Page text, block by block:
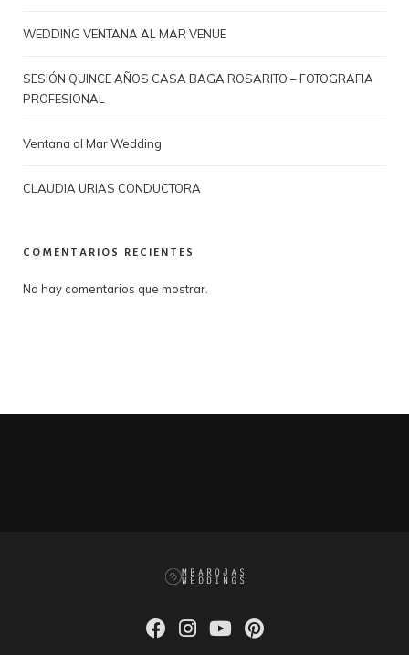
WEDDING VENTANA AL MAR VENUE
SESIÓN QUINCE AÑOS CASA BAGA ROSARITO – FOTOGRAFIA
PROFESIONAL
Ventana al Mar Wedding
CLAUDIA URIAS CONDUCTORA
COMENTARIOS RECIENTES
No hay comentarios que mostrar.